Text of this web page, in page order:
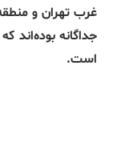
غرب تهران و
جداگانه بوده‌اند
است.